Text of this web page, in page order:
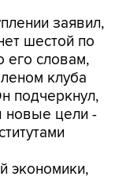
заявил,
шестой по
его словам,
клуба
подчеркнул,
новые цели -
экономики,